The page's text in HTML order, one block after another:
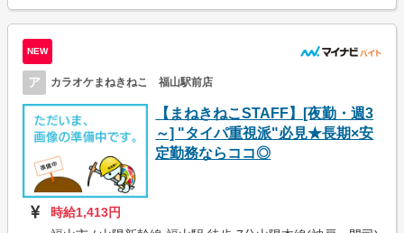
NEW
ア カラオケまねきねこ 福山駅前店
【まねきねこSTAFF】[夜勤・週3
～] "タイパ重視派"必見★長期×安
定勤務ならココ◎
時給1,413円